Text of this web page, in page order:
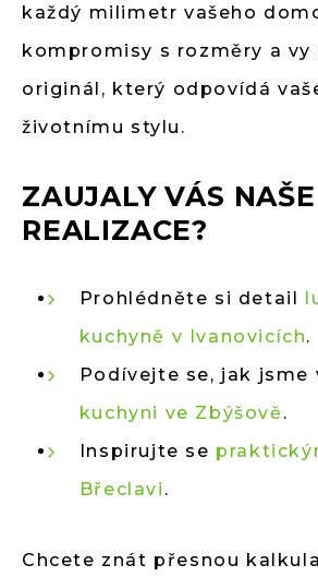
každý milimetr vašeho
kompromisy s rozměry a vy
originál, který odpovídá
životnímu stylu.
ZAUJALY VÁS NAŠE
REALIZACE?
Prohlédněte si detail
kuchyně v Ivanovicích.
Podívejte se, jak jsme
kuchyni ve Zbýšově .
Inspirujte se
Břeclavi .
Chcete znát přesnou